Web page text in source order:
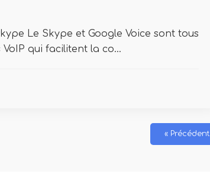
Le Skype et Google Voice sont tous
qui facilitent la co...
« Précédent